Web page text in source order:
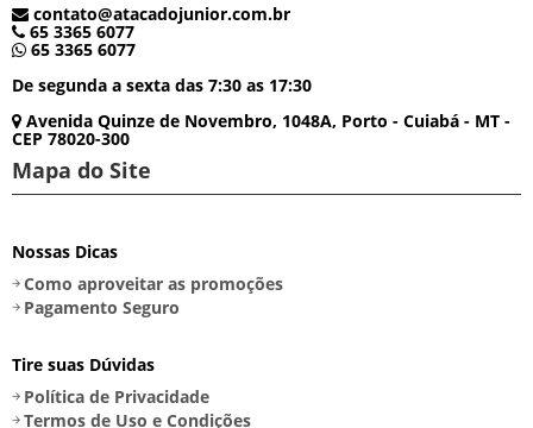
contato@atacadojunior.com.br
65 3365 6077
65 3365 6077
De segunda a sexta das 7:30 as 17:30
Avenida Quinze de Novembro, 1048A, Porto - Cuiabá - MT -
CEP 78020-300
Mapa do Site
Nossas Dicas
Como aproveitar as promoções
Pagamento Seguro
Tire suas Dúvidas
Política de Privacidade
Termos de Uso e Condições